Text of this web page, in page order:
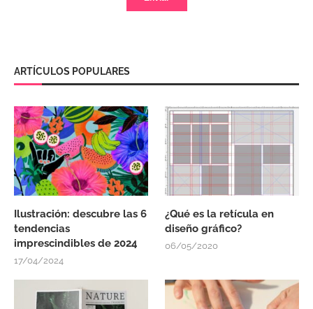
ARTÍCULOS POPULARES
Ilustración: descubre las 6
tendencias
imprescindibles de 2024
17/04/2024
¿Qué es la retícula en
diseño gráfico?
06/05/2020